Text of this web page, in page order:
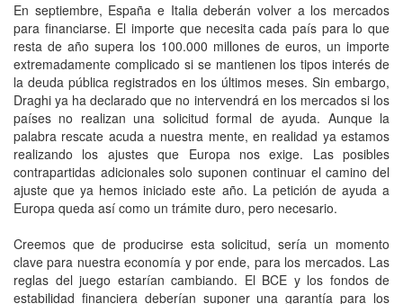
En septiembre, España e Italia deberán volver a los mercados
para financiarse. El importe que necesita cada país para lo que
resta de año supera los 100.000 millones de euros, un importe
extremadamente complicado si se mantienen los tipos interés de
la deuda pública registrados en los últimos meses. Sin embargo,
Draghi ya ha declarado que no intervendrá en los mercados si los
países no realizan una solicitud formal de ayuda. Aunque la
palabra rescate acuda a nuestra mente, en realidad ya estamos
realizando los ajustes que Europa nos exige. Las posibles
contrapartidas adicionales solo suponen continuar el camino del
ajuste que ya hemos iniciado este año. La petición de ayuda a
Europa queda así como un trámite duro, pero necesario.
Creemos que de producirse esta solicitud, sería un momento
clave para nuestra economía y por ende, para los mercados. Las
reglas del juego estarían cambiando. El BCE y los fondos de
estabilidad financiera deberían suponer una garantía para los